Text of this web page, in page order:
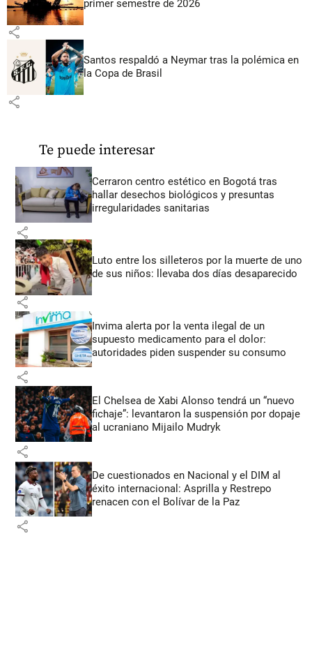
primer semestre de 2026
share
Santos respaldó a Neymar tras la polémica en
la Copa de Brasil
share
Te puede interesar
Cerraron centro estético en Bogotá tras
hallar desechos biológicos y presuntas
irregularidades sanitarias
share
Luto entre los silleteros por la muerte de uno
de sus niños: llevaba dos días desaparecido
share
Invima alerta por la venta ilegal de un
supuesto medicamento para el dolor:
autoridades piden suspender su consumo
share
El Chelsea de Xabi Alonso tendrá un “nuevo
fichaje”: levantaron la suspensión por dopaje
al ucraniano Mijailo Mudryk
share
De cuestionados en Nacional y el DIM al
éxito internacional: Asprilla y Restrepo
renacen con el Bolívar de la Paz
share